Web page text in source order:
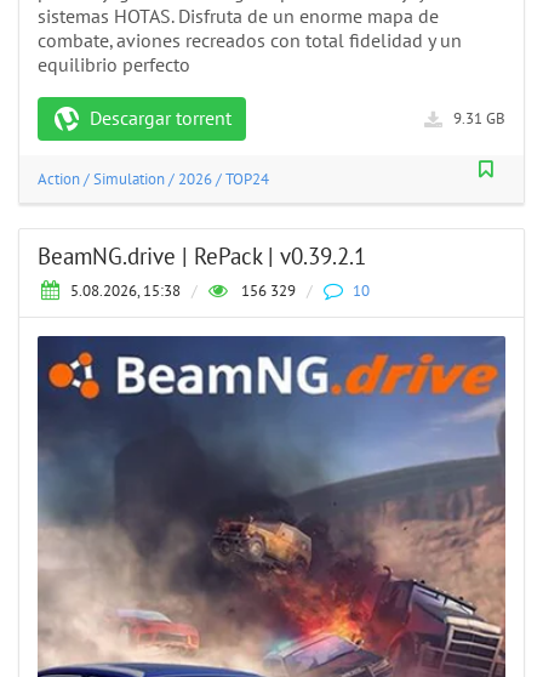
sistemas HOTAS. Disfruta de un enorme mapa de
combate, aviones recreados con total fidelidad y un
equilibrio perfecto
Descargar torrent 9.31 GB
Action/Simulation/ 2026/TOP24
BeamNG.drive | RePack | v0.39.2.1
5.08.2026, 15:38 / 156 329 / 10